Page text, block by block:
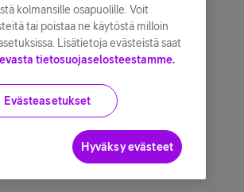
10 Gb/s)
15 Pro
kolmansille osapuolille. Voit
tai poistaa ne käytöstä milloin
Lisätietoja evästeistä saat
tietosuojaselosteestamme.
Evästeasetukset
Hyväksy evästeet